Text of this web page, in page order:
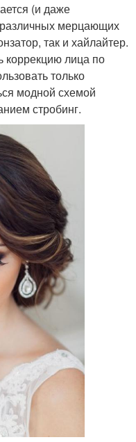
(и даже
различных мерцающих
так и хайлайтер.
коррекцию лица по
только
модной схемой
стробинг.